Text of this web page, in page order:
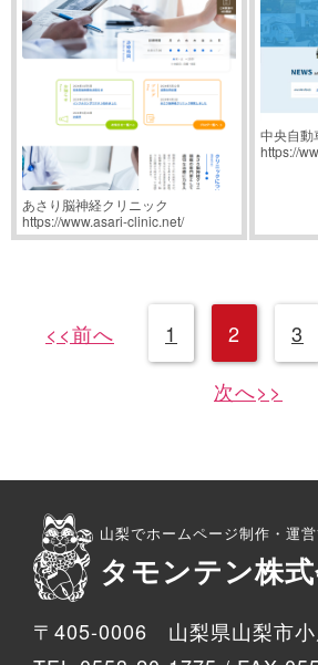
あさり脳神経クリニック
https://www.asari-clinic.net/
中央自動
https://
<<前へ 1 2 3
次へ>>
山梨でホームページ制作・運
タモンテン株
〒405-0006 山梨県山梨市